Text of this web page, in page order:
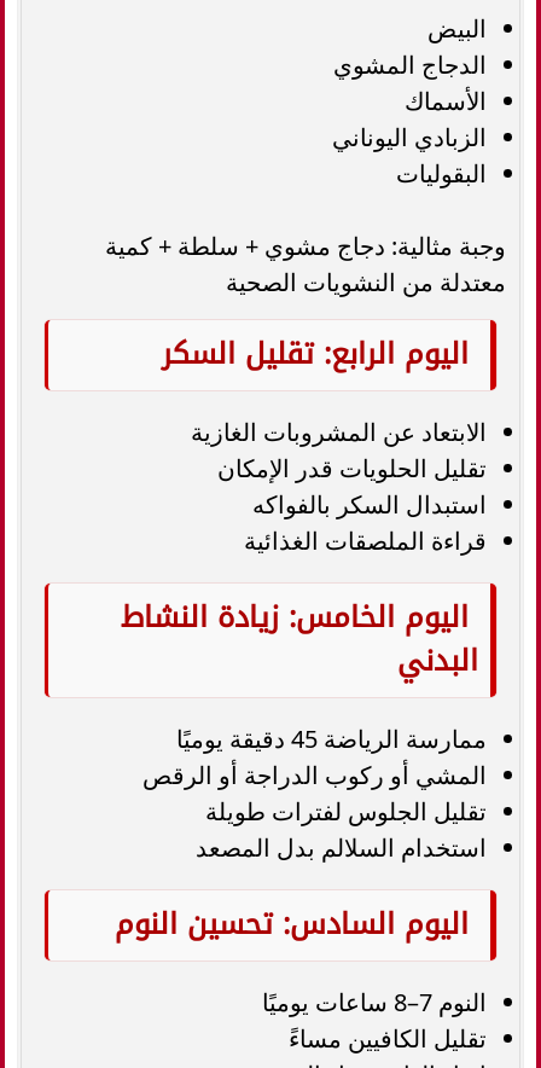
البيض
الدجاج المشوي
الأسماك
الزبادي اليوناني
البقوليات
وجبة مثالية: دجاج مشوي + سلطة + كمية
معتدلة من النشويات الصحية
اليوم الرابع: تقليل السكر
الابتعاد عن المشروبات الغازية
تقليل الحلويات قدر الإمكان
استبدال السكر بالفواكه
قراءة الملصقات الغذائية
اليوم الخامس: زيادة النشاط
البدني
ممارسة الرياضة 45 دقيقة يوميًا
المشي أو ركوب الدراجة أو الرقص
تقليل الجلوس لفترات طويلة
استخدام السلالم بدل المصعد
اليوم السادس: تحسين النوم
النوم 7–8 ساعات يوميًا
تقليل الكافيين مساءً